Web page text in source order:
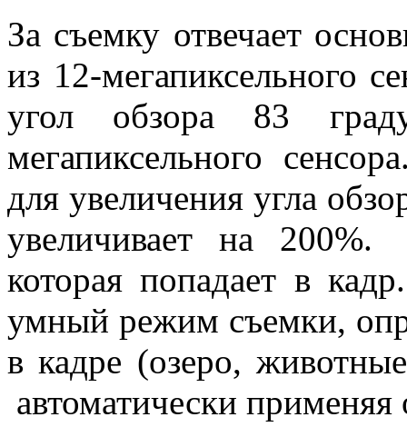
За съемку отвечает
из 12-мегапиксельного
угол обзора 83
мегапиксельного
для увеличения угла
увеличивает на
которая попадает в
умный режим съемки,
в кадре (озеро,
автоматически